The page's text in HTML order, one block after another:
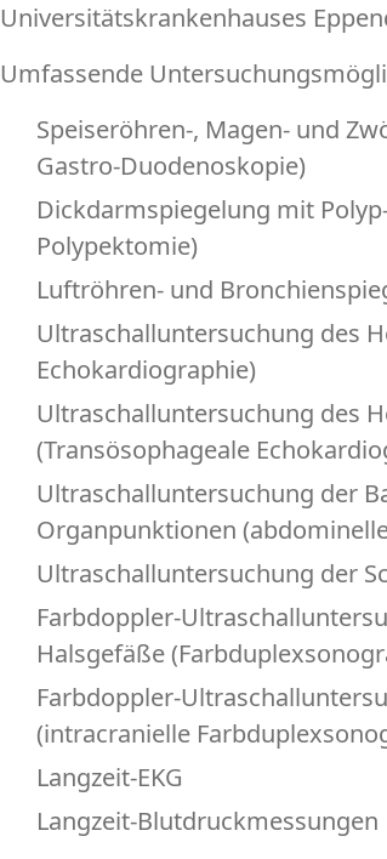
Universitätskrankenhauses
Umfassende
Speiseröhren-, Magen- und
Gastro-Duodenoskopie)
Dickdarmspiegelung mit
Polypektomie)
Luftröhren- und
Ultraschalluntersuchung des
Echokardiographie)
Ultraschalluntersuchung des
(Transösophageale
Ultraschalluntersuchung der
Organpunktionen
Ultraschalluntersuchung der
Farbdoppler-
Halsgefäße
Farbdoppler-
(intracranielle
Langzeit-EKG
Langzeit-Blutdruckmessungen